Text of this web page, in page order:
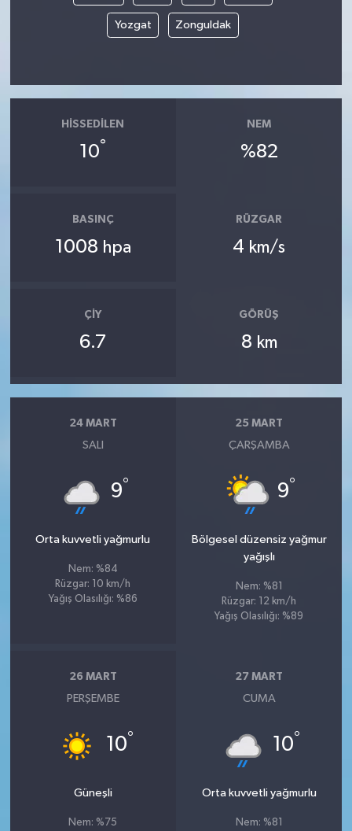
Yozgat Zonguldak
HISSEDILEN
10°
NEM
%82
BASINÇ
1008 hpa
RÜZGAR
4 km/s
ÇIY
6.7
GÖRÜŞ
8 km
24 MART
SALI
9°
Orta kuvvetli yağmurlu
Nem: %84
Rüzgar: 10 km/h
Yağış Olasılığı: %86
25 MART
ÇARŞAMBA
9°
Bölgesel düzensiz yağmur
yağışlı
Nem: %81
Rüzgar: 12 km/h
Yağış Olasılığı: %89
26 MART
PERŞEMBE
10°
Güneşli
Nem: %75
27 MART
CUMA
10°
Orta kuvvetli yağmurlu
Nem: %81